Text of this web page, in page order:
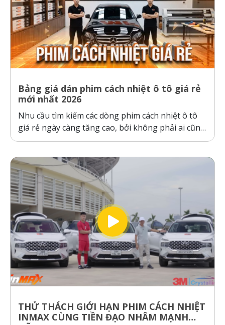
Bảng giá dán phim cách nhiệt ô tô giá rẻ
mới nhất 2026
Nhu cầu tìm kiếm các dòng phim cách nhiệt ô tô
giá rẻ ngày càng tăng cao, bởi không phải ai cũng
sẵn sàng bỏ ra hàng chục triệu đồng cho một gói
hãng” và “hàng giả, hàng nhái”...
THỬ THÁCH GIỚI HẠN PHIM CÁCH NHIỆT
INMAX CÙNG TIỀN ĐẠO NHÂM MẠNH